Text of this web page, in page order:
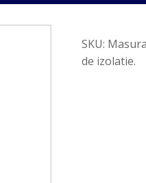
SKU:
de izolatie.